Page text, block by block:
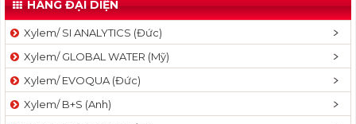
g
l
v
HÃNG ĐẠI DIỆN
Xylem/ SI ANALYTICS (Đức)
Xylem/ GLOBAL WATER (Mỹ)
Xylem/ EVOQUA (Đức)
Xylem/ B+S (Anh)